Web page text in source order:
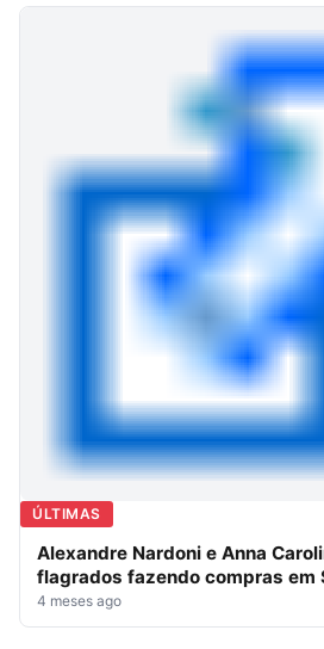
ÚLTIMAS
Alexandre Nardoni e Anna
flagrados fazendo compras em
4 meses ago